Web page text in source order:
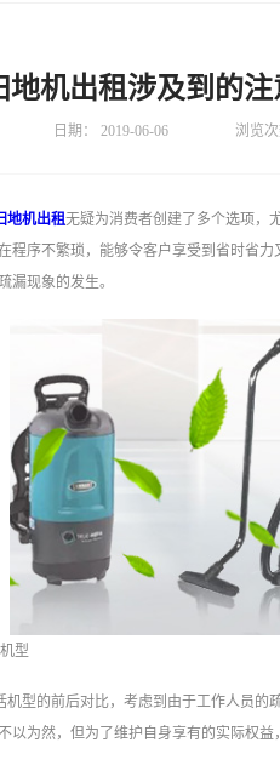
地机出租涉及到的注
日期： 2019-06-06 浏览
地机出租无疑为消费者创建了多个选项，
程序不繁琐，能够令客户享受到省时省
漏现象的发生。
型
型的前后对比，考虑到由于工作人员
以为然，但为了维护自身享有的实际权益